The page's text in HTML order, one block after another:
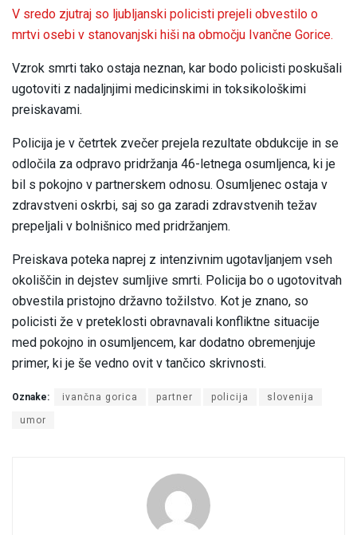
V sredo zjutraj so ljubljanski policisti prejeli obvestilo o
mrtvi osebi v stanovanjski hiši na območju Ivančne Gorice.
Vzrok smrti tako ostaja neznan, kar bodo policisti poskušali
ugotoviti z nadaljnjimi medicinskimi in toksikološkimi
preiskavami.
Policija je v četrtek zvečer prejela rezultate obdukcije in se
odločila za odpravo pridržanja 46-letnega osumljenca, ki je
bil s pokojno v partnerskem odnosu. Osumljenec ostaja v
zdravstveni oskrbi, saj so ga zaradi zdravstvenih težav
prepeljali v bolnišnico med pridržanjem.
Preiskava poteka naprej z intenzivnim ugotavljanjem vseh
okoliščin in dejstev sumljive smrti. Policija bo o ugotovitvah
obvestila pristojno državno tožilstvo. Kot je znano, so
policisti že v preteklosti obravnavali konfliktne situacije
med pokojno in osumljencem, kar dodatno obremenjuje
primer, ki je še vedno ovit v tančico skrivnosti.
Oznake: ivančna gorica partner policija slovenija
umor